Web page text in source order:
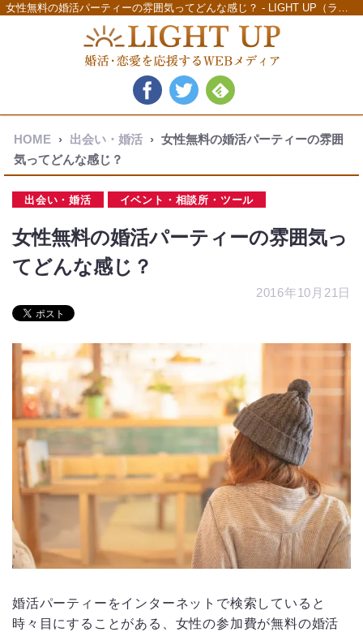
女性無料の婚活パーティーの雰囲気ってどんな感じ？ - LIGHT UP（ライトアップ）
HOME › 出会い・婚活 › 女性無料の婚活パーティーの雰囲
気ってどんな感じ？
出会い・婚活 イベント・相談所・ツール
女性無料の婚活パーティーの雰囲気っ
てどんな感じ？
2016年10月21日
婚活パーティーをインターネットで検索していると
時々目にすることがある、女性の参加費が無料の婚活